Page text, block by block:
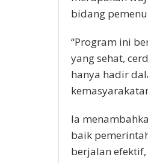
bidang
“Program ini
yang sehat,
hanya hadir
Ia
baik
berjalan